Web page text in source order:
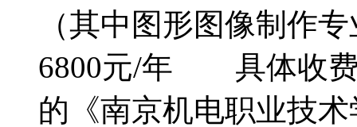
（其中图形图像制
6800元/年 具体收费
的《南京机电职业技